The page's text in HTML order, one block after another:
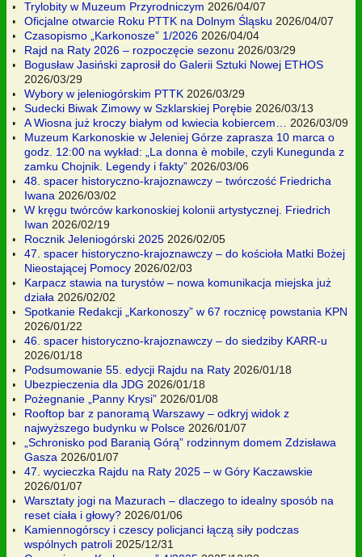
Trylobity w Muzeum Przyrodniczym 2026/04/07
Oficjalne otwarcie Roku PTTK na Dolnym Śląsku 2026/04/07
Czasopismo „Karkonosze” 1/2026 2026/04/04
Rajd na Raty 2026 – rozpoczęcie sezonu 2026/03/29
Bogusław Jasiński zaprosił do Galerii Sztuki Nowej ETHOS
2026/03/29
Wybory w jeleniogórskim PTTK 2026/03/29
Sudecki Biwak Zimowy w Szklarskiej Porębie 2026/03/13
A Wiosna już kroczy białym od kwiecia kobiercem…
2026/03/09
Muzeum Karkonoskie w Jeleniej Górze zaprasza 10 marca o
godz. 12:00 na wykład: „La donna è mobile, czyli Kunegunda z
zamku Chojnik. Legendy i fakty” 2026/03/06
48. spacer historyczno-krajoznawczy – twórczość Friedricha
Iwana 2026/03/02
W kręgu twórców karkonoskiej kolonii artystycznej. Friedrich
Iwan 2026/02/19
Rocznik Jeleniogórski 2025 2026/02/05
47. spacer historyczno-krajoznawczy – do kościoła Matki Bożej
Nieostającej Pomocy 2026/02/03
Karpacz stawia na turystów – nowa komunikacja miejska już
działa 2026/02/02
Spotkanie Redakcji „Karkonoszy” w 67 rocznicę powstania KPN
2026/01/22
46. spacer historyczno-krajoznawczy – do siedziby KARR-u
2026/01/18
Podsumowanie 55. edycji Rajdu na Raty 2026/01/18
Ubezpieczenia dla JDG 2026/01/18
Pożegnanie „Panny Krysi” 2026/01/08
Rooftop bar z panoramą Warszawy – odkryj widok z
najwyższego budynku w Polsce 2026/01/07
„Schronisko pod Baranią Górą” rodzinnym domem Zdzisława
Gasza 2026/01/07
47. wycieczka Rajdu na Raty 2025 – w Góry Kaczawskie
2026/01/07
Warsztaty jogi na Mazurach – dlaczego to idealny sposób na
reset ciała i głowy? 2026/01/06
Kamiennogórscy i czescy policjanci łączą siły podczas
wspólnych patroli 2025/12/31